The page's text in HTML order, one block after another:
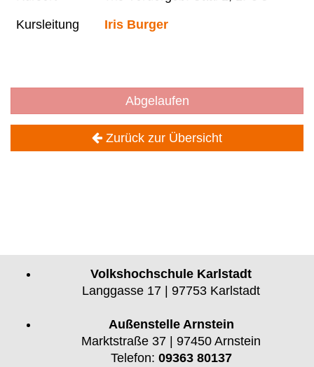
Kursleitung Iris Burger
Abgelaufen
Zurück zur Übersicht
Volkshochschule Karlstadt
Langgasse 17 | 97753 Karlstadt
Außenstelle Arnstein
Marktstraße 37 | 97450 Arnstein
Telefon: 09363 80137